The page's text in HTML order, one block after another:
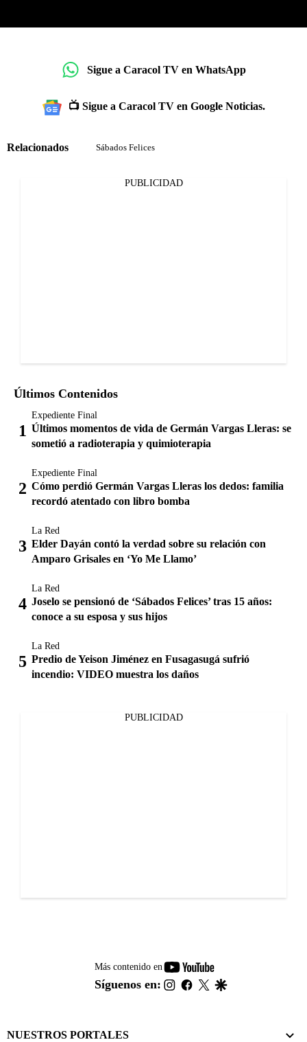
Sigue a Caracol TV en WhatsApp
📺 Sigue a Caracol TV en Google Noticias.
Relacionados Sábados Felices
PUBLICIDAD
Últimos Contenidos
Expediente Final
Últimos momentos de vida de Germán Vargas Lleras: se
sometió a radioterapia y quimioterapia
Expediente Final
Cómo perdió Germán Vargas Lleras los dedos: familia
recordó atentado con libro bomba
La Red
Elder Dayán contó la verdad sobre su relación con
Amparo Grisales en ‘Yo Me Llamo’
La Red
Joselo se pensionó de ‘Sábados Felices’ tras 15 años:
conoce a su esposa y sus hijos
La Red
Predio de Yeison Jiménez en Fusagasugá sufrió
incendio: VIDEO muestra los daños
PUBLICIDAD
Más contenido en
youtube-
footer
Síguenos en: instagram
facebook
twitter
NUESTROS PORTALES